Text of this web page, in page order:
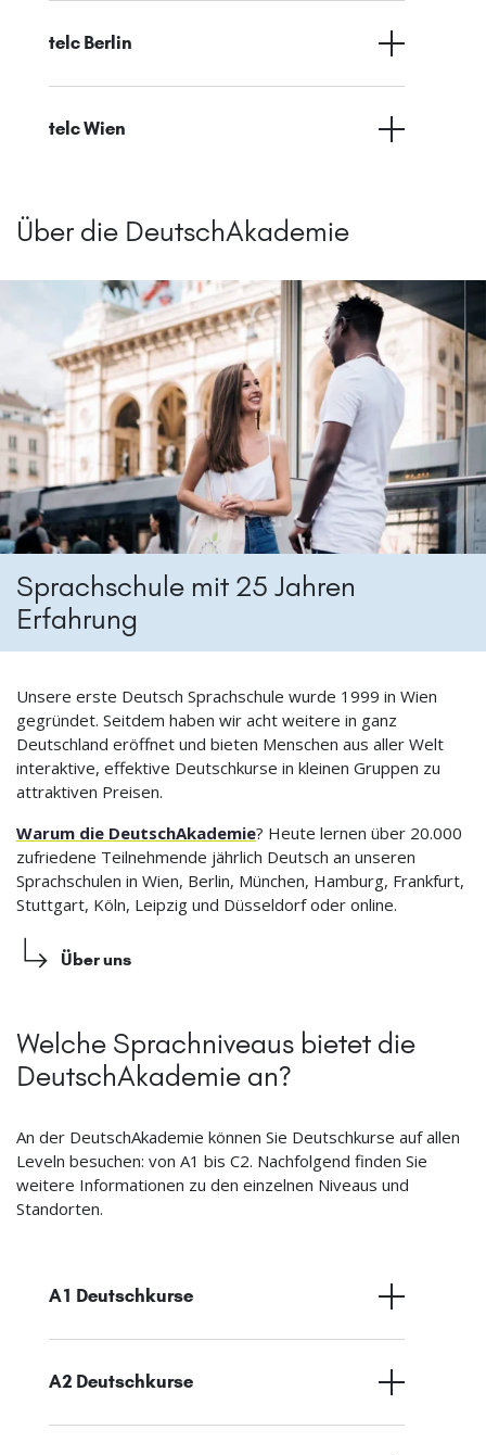
telc Berlin
telc Wien
Über die DeutschAkademie
Sprachschule mit 25 Jahren
Erfahrung
Unsere erste Deutsch Sprachschule wurde 1999 in Wien
gegründet. Seitdem haben wir acht weitere in ganz
Deutschland eröffnet und bieten Menschen aus aller Welt
interaktive, effektive Deutschkurse in kleinen Gruppen zu
attraktiven Preisen.
Warum die DeutschAkademie? Heute lernen über 20.000
zufriedene Teilnehmende jährlich Deutsch an unseren
Sprachschulen in Wien, Berlin, München, Hamburg, Frankfurt,
Stuttgart, Köln, Leipzig und Düsseldorf oder online.
Über uns
Welche Sprachniveaus bietet die
DeutschAkademie an?
An der DeutschAkademie können Sie Deutschkurse auf allen
Leveln besuchen: von A1 bis C2. Nachfolgend finden Sie
weitere Informationen zu den einzelnen Niveaus und
Standorten.
A1 Deutschkurse
A2 Deutschkurse